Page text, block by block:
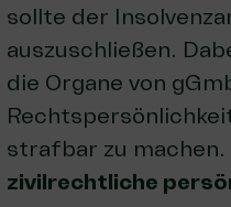
sollte der
auszuschließen.
die Organe von
strafbar zu
zivilrechtliche